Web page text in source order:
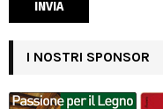
I NOSTRI SPONSOR